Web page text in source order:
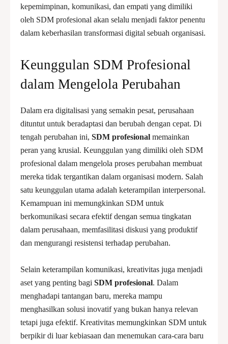
kepemimpinan, komunikasi, dan empati yang dimiliki
oleh SDM profesional akan selalu menjadi faktor penentu
dalam keberhasilan transformasi digital sebuah organisasi.
Keunggulan SDM Profesional
dalam Mengelola Perubahan
Dalam era digitalisasi yang semakin pesat, perusahaan
dituntut untuk beradaptasi dan berubah dengan cepat. Di
tengah perubahan ini, SDM profesional memainkan
peran yang krusial. Keunggulan yang dimiliki oleh SDM
profesional dalam mengelola proses perubahan membuat
mereka tidak tergantikan dalam organisasi modern. Salah
satu keunggulan utama adalah keterampilan interpersonal.
Kemampuan ini memungkinkan SDM untuk
berkomunikasi secara efektif dengan semua tingkatan
dalam perusahaan, memfasilitasi diskusi yang produktif
dan mengurangi resistensi terhadap perubahan.
Selain keterampilan komunikasi, kreativitas juga menjadi
aset yang penting bagi SDM profesional. Dalam
menghadapi tantangan baru, mereka mampu
menghasilkan solusi inovatif yang bukan hanya relevan
tetapi juga efektif. Kreativitas memungkinkan SDM untuk
berpikir di luar kebiasaan dan menemukan cara-cara baru